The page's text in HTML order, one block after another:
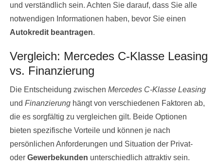
und verständlich sein. Achten Sie darauf, dass Sie alle
notwendigen Informationen haben, bevor Sie einen
Autokredit beantragen.
Vergleich: Mercedes C-Klasse Leasing
vs. Finanzierung
Die Entscheidung zwischen Mercedes C-Klasse Leasing
und Finanzierung hängt von verschiedenen Faktoren ab,
die es sorgfältig zu vergleichen gilt. Beide Optionen
bieten spezifische Vorteile und können je nach
persönlichen Anforderungen und Situation der Privat-
oder Gewerbekunden unterschiedlich attraktiv sein.